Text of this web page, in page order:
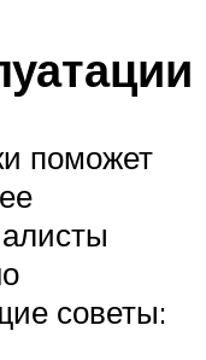
поможет
советы: